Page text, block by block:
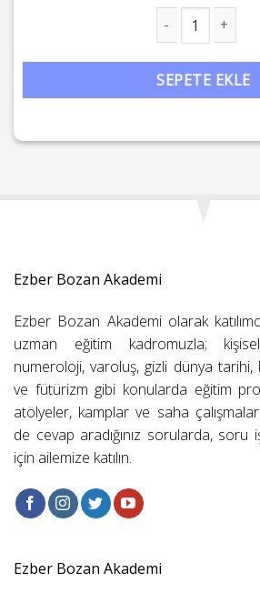
SEPETE EKLE
Ezber Bozan Akademi
Ezber Bozan Akademi olarak
uzman eğitim kadromuzla;
numeroloji, varoluş, gizli dünya tarihi,
ve fütürizm gibi konularda eğitim
atölyeler, kamplar ve saha
de cevap aradığınız sorularda, soru
için ailemize katılın.
Ezber Bozan Akademi